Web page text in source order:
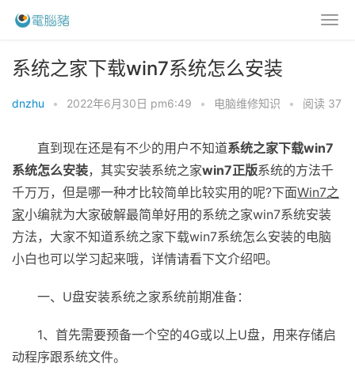
系统之家下载win7系统怎么安装
dnzhu • 2022年6月30日 pm6:49 • 电脑维修知识 • 阅读 37
直到现在还是有不少的用户不知道系统之家下载win7
系统怎么安装，其实安装系统之家win7正版系统的方法千
千万万，但是哪一种才比较简单比较实用的呢?下面Win7之
家小编就为大家破解最简单好用的系统之家win7系统安装
方法，大家不知道系统之家下载win7系统怎么安装的电脑
小白也可以学习起来哦，详情请看下文介绍吧。
一、U盘安装系统之家系统前期准备：
1、首先需要预备一个空的4G或以上U盘，用来存储启
动程序跟系统文件。